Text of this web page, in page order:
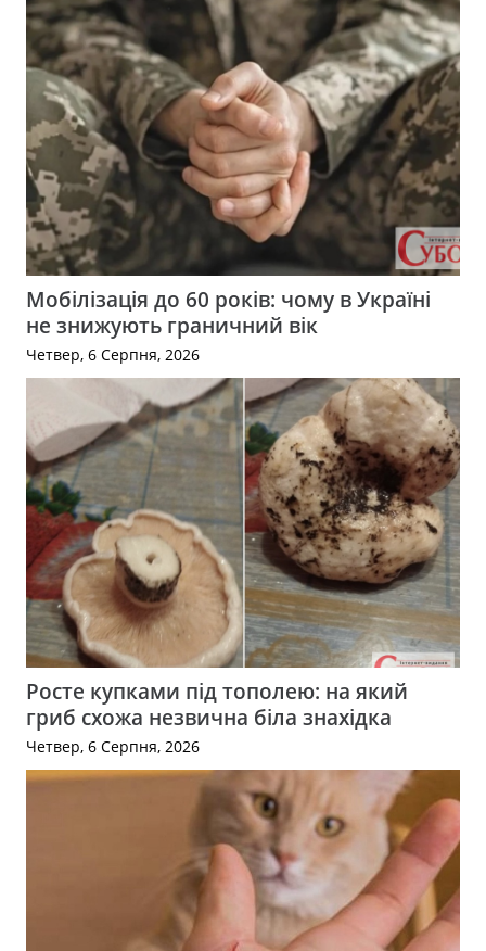
Мобілізація до 60 років: чому в Україні
не знижують граничний вік
Четвер, 6 Серпня, 2026
Росте купками під тополею: на який
гриб схожа незвична біла знахідка
Четвер, 6 Серпня, 2026